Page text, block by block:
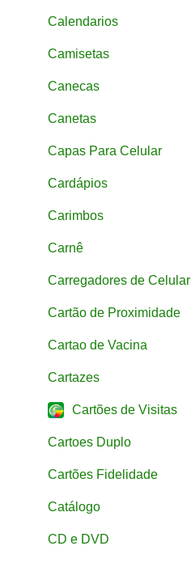
Calendarios
Camisetas
Canecas
Canetas
Capas Para Celular
Cardápios
Carimbos
Carnê
Carregadores de Celular
Cartão de Proximidade
Cartao de Vacina
Cartazes
Cartões de Visitas
Cartoes Duplo
Cartões Fidelidade
Catálogo
CD e DVD